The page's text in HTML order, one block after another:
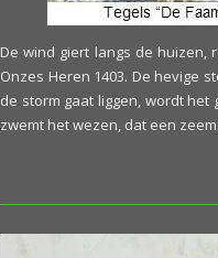
De wind giert langs de
Onzes Heren 1403. De hevige
de storm gaat liggen, wordt
zwemt het wezen, dat een